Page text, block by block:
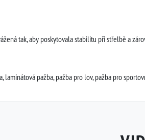
tak, aby poskytovala stabilitu při střelbě a
laminátová pažba, pažba pro lov, pažba pro